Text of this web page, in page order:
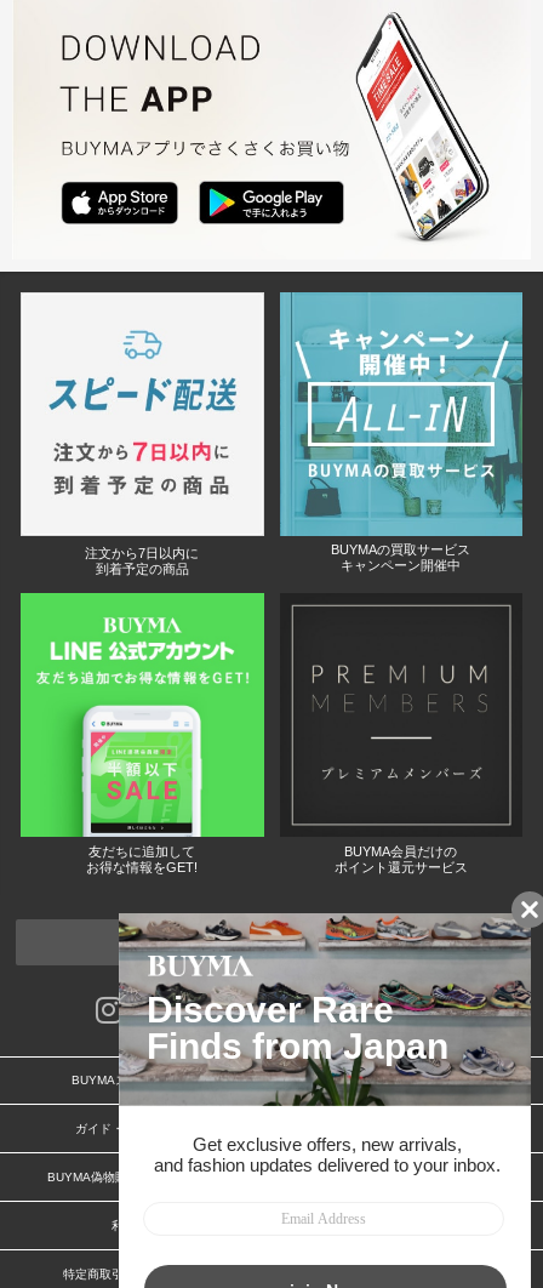
注文から7日以内に
到着予定の商品
BUYMAの買取サービス
キャンペーン開催中
友だちに追加して
お得な情報をGET!
BUYMA会員だけの
ポイント還元サービス
ページトップへ
BUYMAスタートガイド 安心への取り組み
ガイド・お問い合わせ
BUYMA偽物販売防止の取り組み BUYMA CARD
利用規約
特定商取引法に関する表記 特定商取引法に関する表記(出品者)